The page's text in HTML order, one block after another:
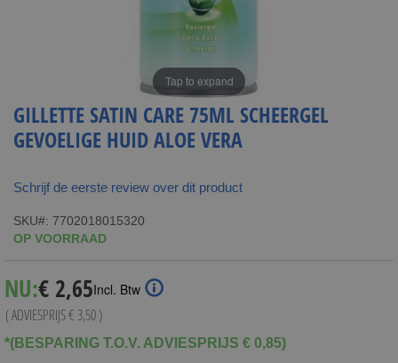
Tap to expand
GILLETTE SATIN CARE 75ML SCHEERGEL
GEVOELIGE HUID ALOE VERA
Schrijf de eerste review over dit product
SKU
7702018015320
OP VOORRAAD
NU: Special
Price
€ 2,65Incl. Btw
( ADVIESPRIJS€ 3,50)
*(BESPARING T.O.V. ADVIESPRIJS € 0,85)